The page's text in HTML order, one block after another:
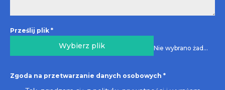
Prześlij plik *
Wybierz plik Nie wybrano żadnego pliku
Zgoda na przetwarzanie danych osobowych *